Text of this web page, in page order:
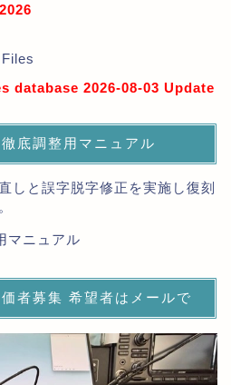
database 2026-08-03 Update
底調整用マニュアル
しと誤字脱字修正を実施し復刻
マニュアル
者募集 希望者はメールで